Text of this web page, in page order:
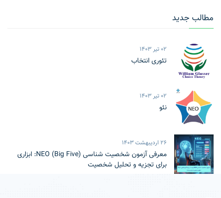
مطالب جدید
02 تیر 1403
تئوری انتخاب
02 تیر 1403
نئو
26 اردیبهشت 1403
معرفی آزمون شخصیت شناسی NEO (Big Five): ابزاری
برای تجزیه و تحلیل شخصیت